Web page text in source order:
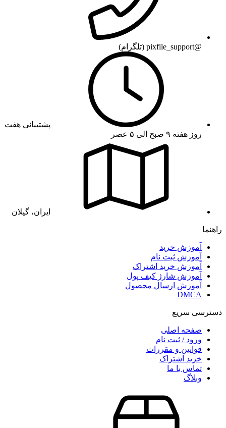
@pixfile_support (تلگرام)
پشتیبانی هفت
روز هفته ۹ صبح الی ۵ عصر
ایران، گیلان
راهنما
آموزش خرید
آموزش ثبت نام
آموزش خرید اشتراک
آموزش شارژ کیف پول
آموزش ارسال محصول
DMCA
دسترسی سریع
صفحه اصلی
ورود / ثبت نام
قوانین و مقررات
خرید اشتراک
تماس با ما
وبلاگ